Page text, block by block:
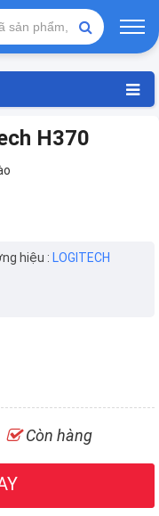
H370
hiệu : LOGITECH
Còn hàng